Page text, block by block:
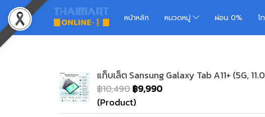
หน้าหลัก หมวดหมู่ ผ่อน 0% ไ
แท็บเล็ต Sansung Galaxy Tab A11+ (5G,
฿10,490฿9,990
(Product)